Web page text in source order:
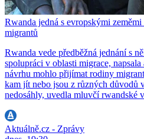
Rwanda jedná s evropskými
migrantů
Rwanda vede předběžná jednání s
spolupráci v oblasti migrace,
návrhu mohlo přijímat rodiny
kam jít nebo jsou z různých důvodů
nedosáhly, uvedla mluvčí rwandské
Aktuálně.cz - Zprávy